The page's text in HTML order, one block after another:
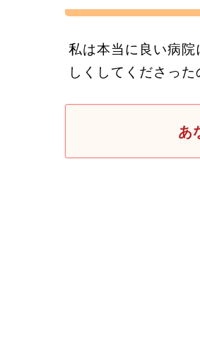
私は本当に良い病
しくしてくださっ
あ